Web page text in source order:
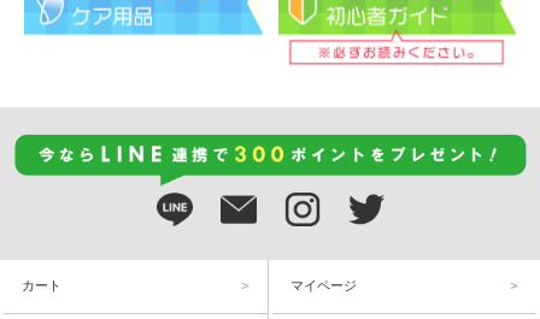
カート マイページ